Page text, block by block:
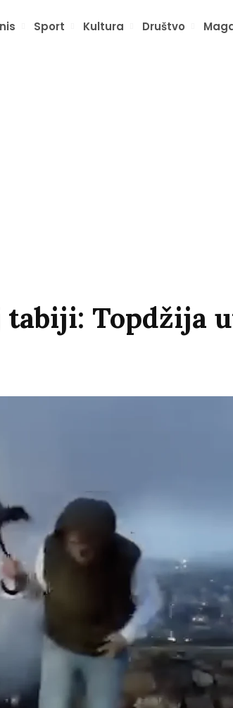
Sport Kultura Društvo
Topdžija